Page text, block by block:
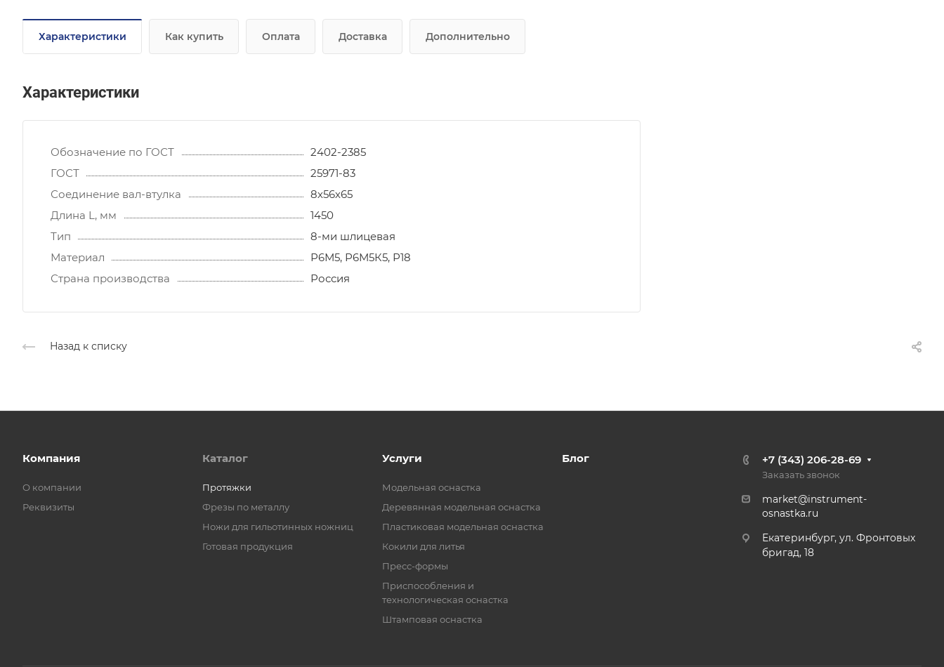
Характеристики Как купить Оплата Доставка Дополнительно
Характеристики
Обозначение по ГОСТ
2402-2385
ГОСТ
25971-83
Соединение вал-втулка
8х56х65
Длина L, мм
1450
Тип
8-ми шлицевая
Материал
Р6М5, Р6М5К5, Р18
Страна производства
Россия
Назад к списку
Компания
О компании
Реквизиты
Каталог
Протяжки
Фрезы по металлу
Ножи для гильотинных ножниц
Готовая продукция
Услуги
Модельная оснастка
Деревянная модельная оснастка
Пластиковая модельная оснастка
Кокили для литья
Пресс-формы
Приспособления и
технологическая оснастка
Штамповая оснастка
Блог +7 (343) 206-28-69
Заказать звонок
market@instrument-
osnastka.ru
Екатеринбург, ул. Фронтовых
бригад, 18